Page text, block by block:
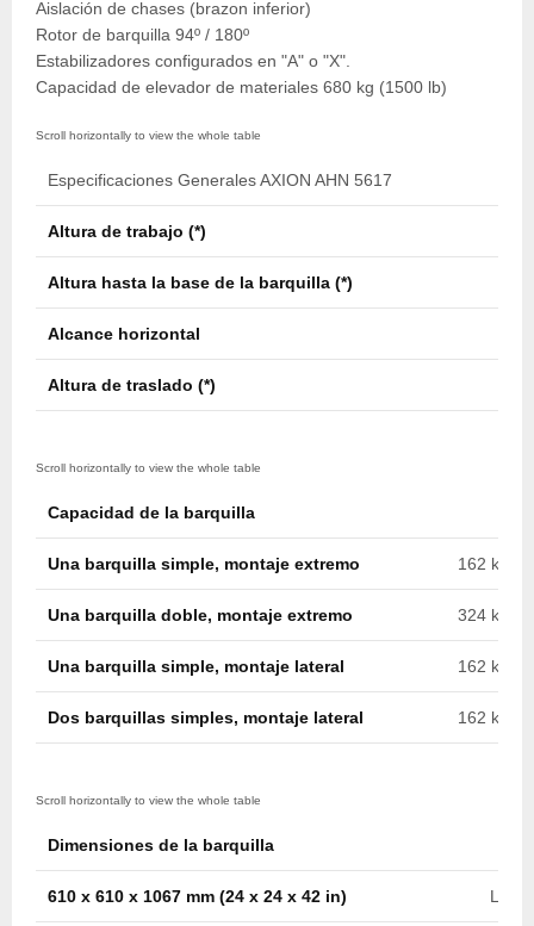
Aislación de chases (brazon inferior)
Rotor de barquilla 94º / 180º
Estabilizadores configurados en "A" o "X".
Capacidad de elevador de materiales 680 kg (1500 lb)
Especificaciones Generales AXION AHN 5617
Altura de trabajo (*)
Altura hasta la base de la barquilla (*)
Alcance horizontal
Altura de traslado (*)
Capacidad de la barquilla
Una barquilla simple, montaje extremo 162 kg
Una barquilla doble, montaje extremo 324 kg
Una barquilla simple, montaje lateral 162 kg
Dos barquillas simples, montaje lateral 162 kg c/
Dimensiones de la barquilla
610 x 610 x 1067 mm (24 x 24 x 42 in)